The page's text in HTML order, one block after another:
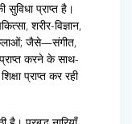
सुविधा प्राप्त है।
शरीर-विज्ञान,
कलाओं; जैसे—संगीत,
करने के साथ-
प्राप्त कर रही